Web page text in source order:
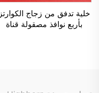
خلية تدفق من زجاج الكوارتز
بأربع نوافذ مصقولة قناة